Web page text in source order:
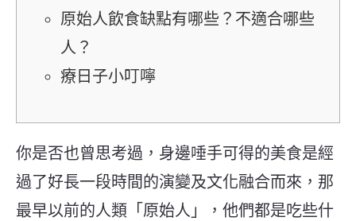
原始人飲食缺點有哪些？不適合哪些
人？
療日子小叮嚀
你是否也曾思考過，身邊唾手可得的美食是經
過了好長一段時間的演變及文化融合而來，那
最早以前的人類「原始人」，他們都是吃些什